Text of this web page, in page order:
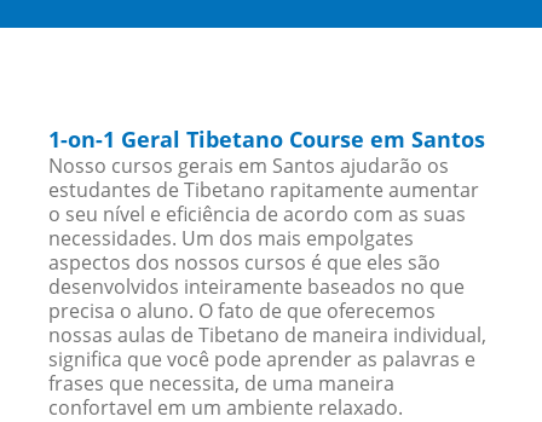
1-on-1 Geral Tibetano Course em Santos
Nosso cursos gerais em Santos ajudarão os
estudantes de Tibetano rapitamente aumentar
o seu nível e eficiência de acordo com as suas
necessidades. Um dos mais empolgates
aspectos dos nossos cursos é que eles são
desenvolvidos inteiramente baseados no que
precisa o aluno. O fato de que oferecemos
nossas aulas de Tibetano de maneira individual,
significa que você pode aprender as palavras e
frases que necessita, de uma maneira
confortavel em um ambiente relaxado.